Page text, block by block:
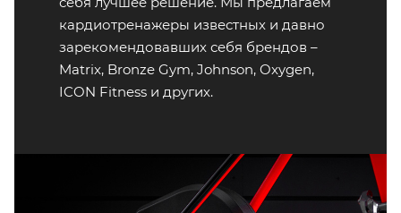
кардиотренажеры известных и давно
зарекомендовавших себя брендов –
Matrix, Bronze Gym, Johnson, Oxygen,
ICON Fitness и других.